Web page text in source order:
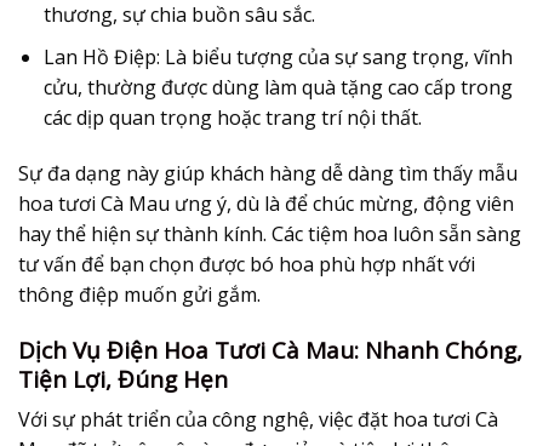
thương, sự chia buồn sâu sắc.
Lan Hồ Điệp: Là biểu tượng của sự sang trọng, vĩnh
cửu, thường được dùng làm quà tặng cao cấp trong
các dịp quan trọng hoặc trang trí nội thất.
Sự đa dạng này giúp khách hàng dễ dàng tìm thấy mẫu
hoa tươi Cà Mau ưng ý, dù là để chúc mừng, động viên
hay thể hiện sự thành kính. Các tiệm hoa luôn sẵn sàng
tư vấn để bạn chọn được bó hoa phù hợp nhất với
thông điệp muốn gửi gắm.
Dịch Vụ Điện Hoa Tươi Cà Mau: Nhanh Chóng,
Tiện Lợi, Đúng Hẹn
Với sự phát triển của công nghệ, việc đặt hoa tươi Cà